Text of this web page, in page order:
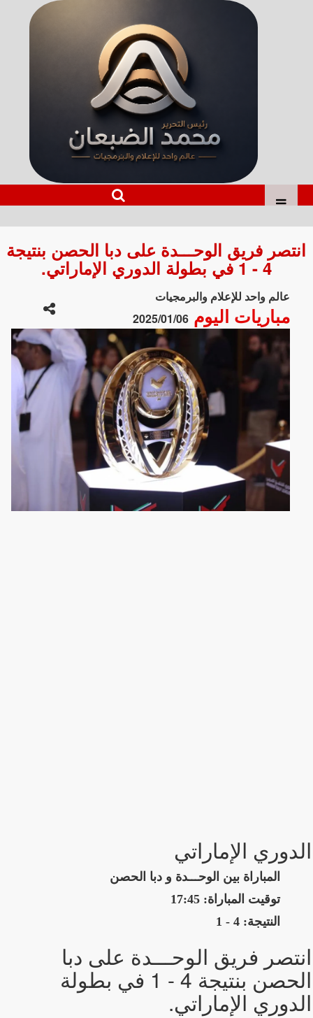
انتصر فريق الوحـــدة على دبا الحصن بنتيجة
4 - 1 في بطولة الدوري الإماراتي.
عالم واحد للإعلام والبرمجيات
مباريات اليوم2025/01/06
الدوري الإماراتي
المباراة بين الوحـــدة و دبا الحصن
توقيت المباراة: 17:45
النتيجة: 4 - 1
انتصر فريق الوحـــدة على دبا
الحصن بنتيجة 4 - 1 في بطولة
الدوري الإماراتي.